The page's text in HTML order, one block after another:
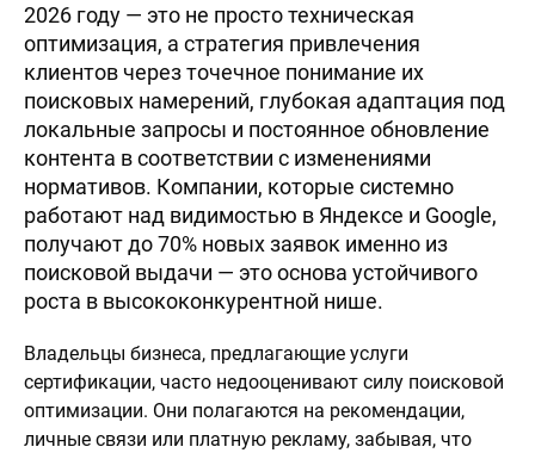
2026 году — это не просто техническая
оптимизация, а стратегия привлечения
клиентов через точечное понимание их
поисковых намерений, глубокая адаптация под
локальные запросы и постоянное обновление
контента в соответствии с изменениями
нормативов. Компании, которые системно
работают над видимостью в Яндексе и Google,
получают до 70% новых заявок именно из
поисковой выдачи — это основа устойчивого
роста в высококонкурентной нише.
Владельцы бизнеса, предлагающие услуги
сертификации, часто недооценивают силу поисковой
оптимизации. Они полагаются на рекомендации,
личные связи или платную рекламу, забывая, что